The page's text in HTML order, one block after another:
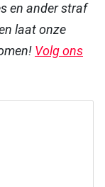
en ander straf
laat onze
Volg ons